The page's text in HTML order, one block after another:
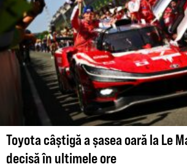
Toyota câștigă a șasea oară la Le
decisă în ultimele ore